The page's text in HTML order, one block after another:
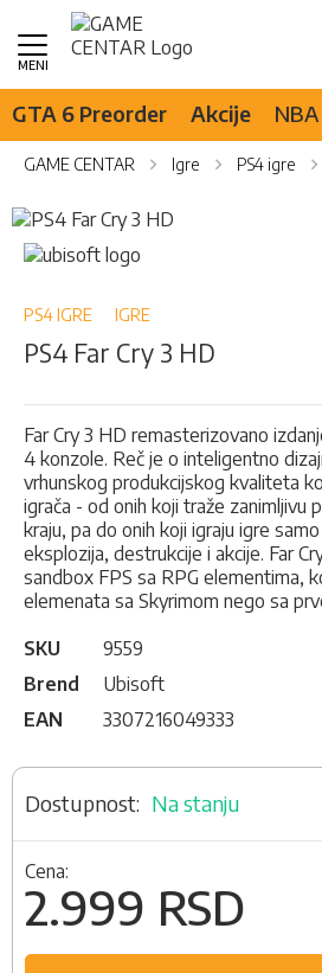
GTA 6 Preorder Akcije
GAME CENTAR Igre PS4 igre
Skip
to
the
of
images
Skip
to
beginning
the
gallery
PS4 IGRE IGRE
PS4 Far Cry 3 HD
Far Cry 3 HD remasterizovano
4 konzole. Reč je o inteligentno
vrhunskog produkcijskog kvaliteta
igrača - od onih koji traže zanimljivu
kraju, pa do onih koji igraju igre
eksplozija, destrukcije i akcije. Far
sandbox FPS sa RPG elementima,
elemenata sa Skyrimom nego sa
SKU
9559
Brend
Ubisoft
EAN
3307216049333
Na stanju
Cena:
2.999 RSD